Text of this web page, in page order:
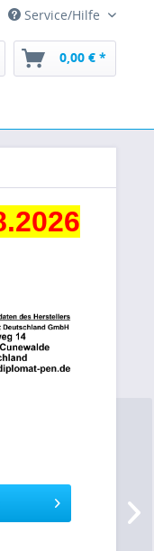
Service/Hilfe
0,00 € *